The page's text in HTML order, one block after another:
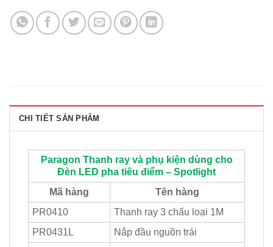
CHI TIẾT SẢN PHẨM
Paragon Thanh ray và phụ kiện dùng cho
Đèn LED pha tiêu điểm – Spotlight
Mã hàng
Tên hàng
PR0410
Thanh ray 3 chấu loại 1M
PR0431L
Nắp đầu nguồn trái